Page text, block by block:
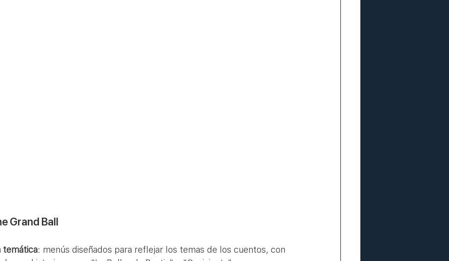
Grand Ball
temática: menús diseñados para reflejar los temas de los cuentos, con